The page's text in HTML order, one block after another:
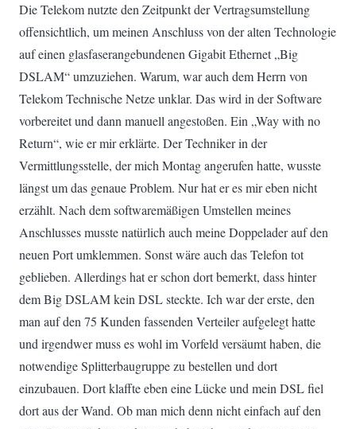
Die Telekom nutzte den Zeitpunkt der Vertragsumstellung
offensichtlich, um meinen Anschluss von der alten Technologie
auf einen glasfaserangebundenen Gigabit Ethernet „Big
DSLAM“ umzuziehen. Warum, war auch dem Herrn von
Telekom Technische Netze unklar. Das wird in der Software
vorbereitet und dann manuell angestoßen. Ein „Way with no
Return“, wie er mir erklärte. Der Techniker in der
Vermittlungsstelle, der mich Montag angerufen hatte, wusste
längst um das genaue Problem. Nur hat er es mir eben nicht
erzählt. Nach dem softwaremäßigen Umstellen meines
Anschlusses musste natürlich auch meine Doppelader auf den
neuen Port umklemmen. Sonst wäre auch das Telefon tot
geblieben. Allerdings hat er schon dort bemerkt, dass hinter
dem Big DSLAM kein DSL steckte. Ich war der erste, den
man auf den 75 Kunden fassenden Verteiler aufgelegt hatte
und irgendwer muss es wohl im Vorfeld versäumt haben, die
notwendige Splitterbaugruppe zu bestellen und dort
einzubauen. Dort klaffte eben eine Lücke und mein DSL fiel
dort aus der Wand. Ob man mich denn nicht einfach auf den